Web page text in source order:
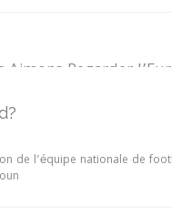
Regarder
devez savoir sur la
de l’équipe nationale de